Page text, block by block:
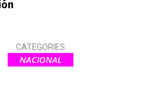
CATEGORIES
NACIONAL